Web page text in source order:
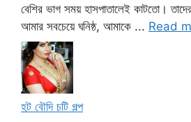
বেশির ভাগ সময় হাসপাতালেই কাটতো।
আমার সবচেয়ে ঘনিষ্ঠ, আমাকে ... Read
হট বৌদি চটি গল্প